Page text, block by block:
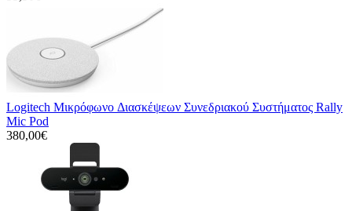
Logitech Μικρόφωνo Διασκέψεων Συνεδριακού Συστήματος Rally
Mic Pod
380,00€